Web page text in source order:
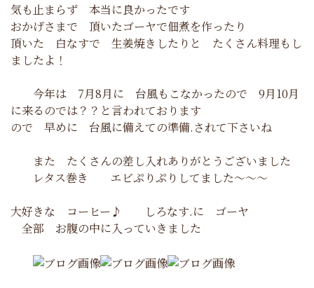
気も止まらず 本当に良かったです
おかげさまで 頂いたゴーヤで佃煮を作ったり
頂いた 白なすで 生姜焼きしたりと たくさん料理もし
ましたよ！
今年は 7月8月に 台風もこなかったので 9月10月
に来るのでは？？と言われております
ので 早めに 台風に備えての準備.されて下さいね
また たくさんの差し入れありがとうございました
レタス巻き エビぷりぷりしてました～～～
大好きな コーヒー♪ しろなす.に ゴーヤ
全部 お腹の中に入っていきました